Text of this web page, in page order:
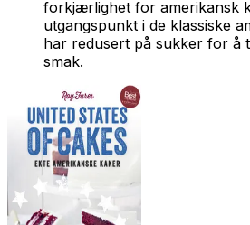
forkjærlighet for amerikansk
utgangspunkt i de klassiske
har redusert på sukker for å
smak.